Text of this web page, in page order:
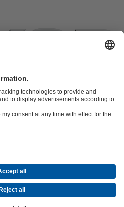
pumpe i armature
Energetska tehnologija
at KSBDruštvene mreže